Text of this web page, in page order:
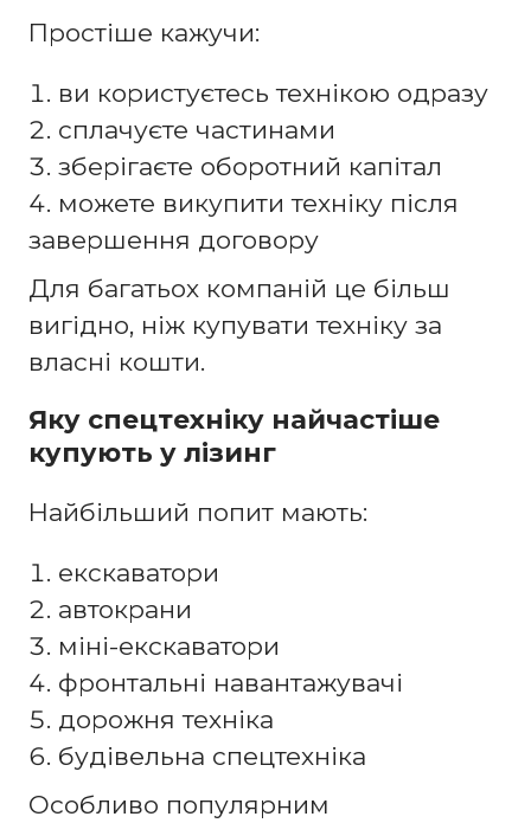
Простіше кажучи:
ви користуєтесь технікою одразу
сплачуєте частинами
зберігаєте оборотний капітал
можете викупити техніку після
завершення договору
Для багатьох компаній це більш
вигідно, ніж купувати техніку за
власні кошти.
Яку спецтехніку найчастіше
купують у лізинг
Найбільший попит мають:
екскаватори
автокрани
міні-екскаватори
фронтальні навантажувачі
дорожня техніка
будівельна спецтехніка
Особливо популярним